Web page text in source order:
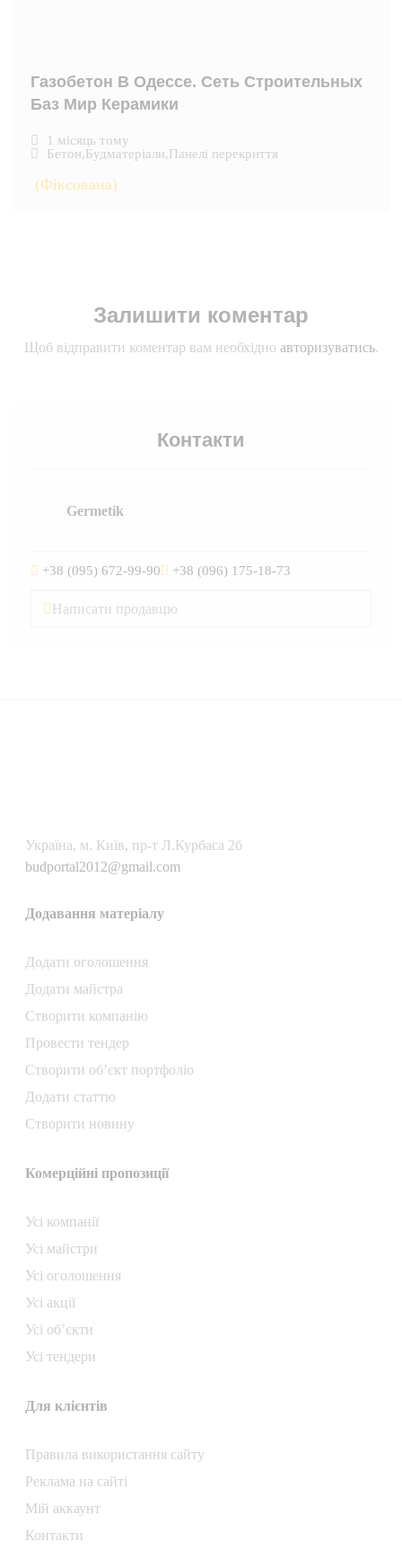
Газобетон В Одессе. Сеть Строительных
Баз Мир Керамики
1 місяць тому
Бетон,Будматеріали,Панелі перекриття
(Фіксована)
Залишити коментар
Щоб відправити коментар вам необхідно авторизуватись.
Контакти
Germetik
+38 (095) 672-99-90 +38 (096) 175-18-73
Написати продавцю
Українa, м. Київ, пр-т Л.Курбаса 2б
budportal2012@gmail.com
Додавання матеріалу
Додати oголошення
Додати майстра
Створити компанiю
Провести тендер
Створити об’єкт портфоліо
Додати статтю
Створити новину
Комерційні пропозиції
Усі компанії
Усі майстри
Усі оголошення
Усі акції
Усі об’єкти
Усі тендери
Для клієнтів
Правила використання сайту
Реклама на сайті
Мій аккаунт
Контакти